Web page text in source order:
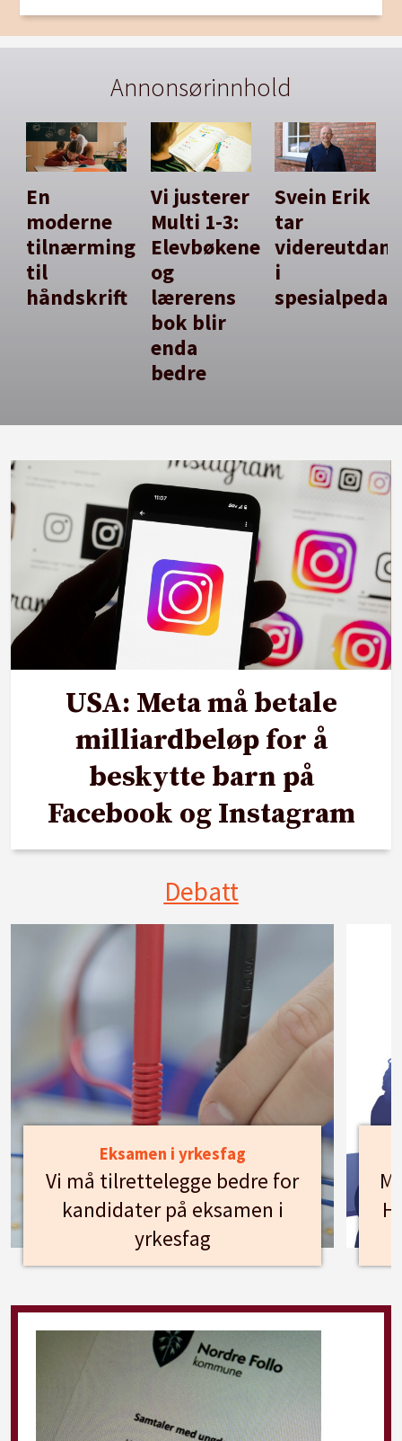
Annonsørinnhold
En
moderne
tilnærming
til
håndskrift
Vi justerer
Multi 1-3:
Elevbøkene
og
lærerens
bok blir
enda
bedre
Svein Erik
tar
i
USA: Meta må betale
milliardbeløp for å
beskytte barn på
Facebook og Instagram
Debatt
Eksamen i yrkesfag
Vi må tilrettelegge bedre for
kandidater på eksamen i
yrkesfag